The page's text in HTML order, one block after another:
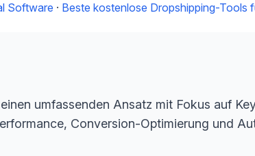
Software · Beste kostenlose Dropshipping-Tools
umfassenden Ansatz mit Fokus auf
Conversion-Optimierung und